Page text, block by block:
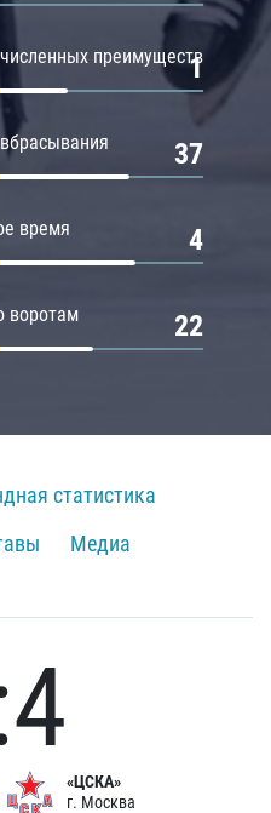
преимуществ
1
37
время 4
воротам 22
статистика
Медиа
«ЦСКА»
г. Москва